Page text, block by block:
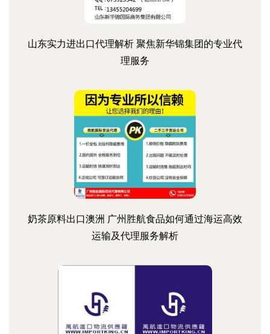
山东实力进出口代理解析 聚焦新华锦集团的专业代
理服务
奶茶原料出口澳洲 广州胜航食品如何通过海运高效
运输及代理服务解析